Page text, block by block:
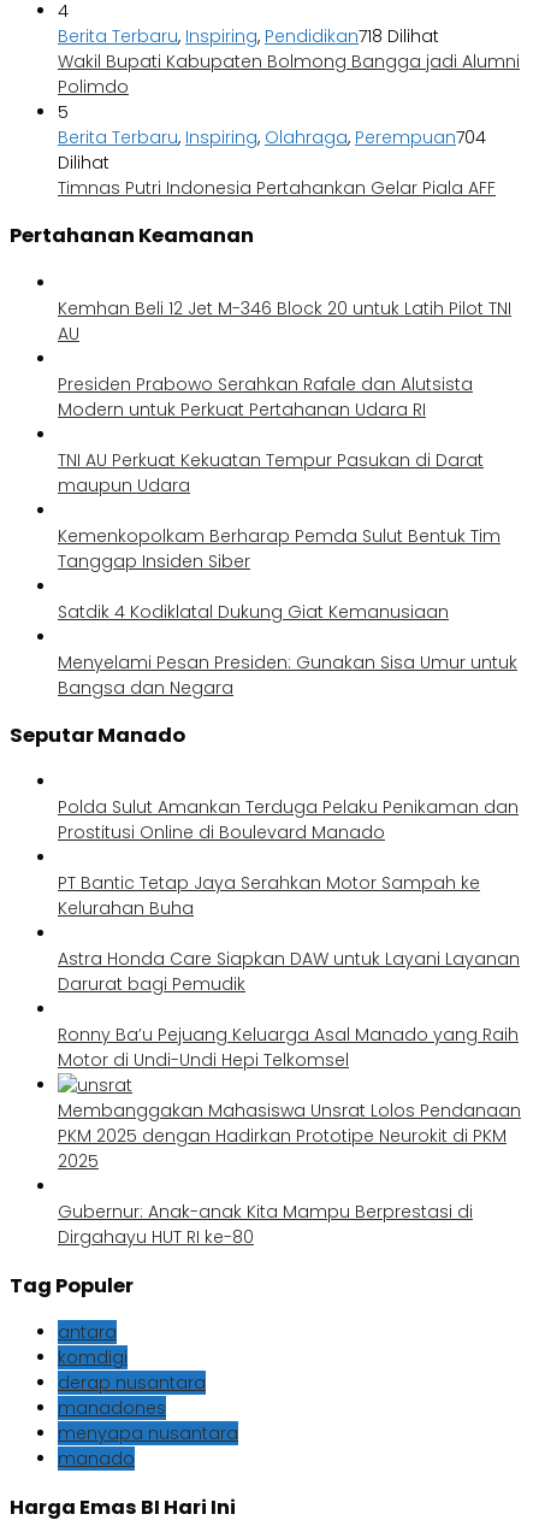
4
Berita Terbaru, Inspiring, Pendidikan718 Dilihat
Wakil Bupati Kabupaten Bolmong Bangga jadi Alumni
Polimdo
5
Berita Terbaru, Inspiring, Olahraga, Perempuan704
Dilihat
Timnas Putri Indonesia Pertahankan Gelar Piala AFF
Pertahanan Keamanan
Kemhan Beli 12 Jet M-346 Block 20 untuk Latih Pilot TNI
AU
Presiden Prabowo Serahkan Rafale dan Alutsista
Modern untuk Perkuat Pertahanan Udara RI
TNI AU Perkuat Kekuatan Tempur Pasukan di Darat
maupun Udara
Kemenkopolkam Berharap Pemda Sulut Bentuk Tim
Tanggap Insiden Siber
Satdik 4 Kodiklatal Dukung Giat Kemanusiaan
Menyelami Pesan Presiden: Gunakan Sisa Umur untuk
Bangsa dan Negara
Seputar Manado
Polda Sulut Amankan Terduga Pelaku Penikaman dan
Prostitusi Online di Boulevard Manado
PT Bantic Tetap Jaya Serahkan Motor Sampah ke
Kelurahan Buha
Astra Honda Care Siapkan DAW untuk Layani Layanan
Darurat bagi Pemudik
Ronny Ba’u Pejuang Keluarga Asal Manado yang Raih
Motor di Undi-Undi Hepi Telkomsel
Membanggakan Mahasiswa Unsrat Lolos Pendanaan
PKM 2025 dengan Hadirkan Prototipe Neurokit di PKM
2025
Gubernur: Anak-anak Kita Mampu Berprestasi di
Dirgahayu HUT RI ke-80
Tag Populer
antara
komdigi
derap nusantara
manadones
menyapa nusantara
manado
Harga Emas BI Hari Ini